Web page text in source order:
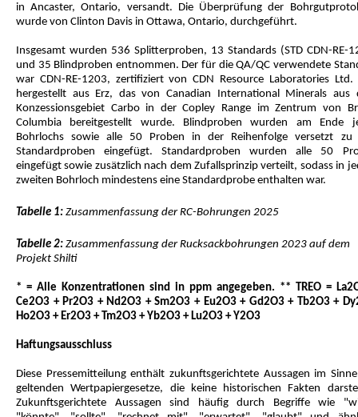
in Ancaster, Ontario, versandt. Die Überprüfung der
wurde von Clinton Davis in Ottawa, Ontario, durchgeführt.
Insgesamt wurden 536 Splitterproben, 13 Standards (STD CDN-RE-
und 35 Blindproben entnommen. Der für die QA/QC verwendete
war CDN-RE-1203, zertifiziert von CDN Resource Laboratories Ltd.
hergestellt aus Erz, das von Canadian International Minerals aus
Konzessionsgebiet Carbo in der Copley Range im Zentrum von
Columbia bereitgestellt wurde. Blindproben wurden am Ende
Bohrlochs sowie alle 50 Proben in der Reihenfolge versetzt zu
Standardproben eingefügt. Standardproben wurden alle 50
eingefügt sowie zusätzlich nach dem Zufallsprinzip verteilt, sodass in
zweiten Bohrloch mindestens eine Standardprobe enthalten war.
Tabelle 1: Zusammenfassung der RC-Bohrungen 2025
Tabelle 2: Zusammenfassung der Rucksackbohrungen 2023 auf dem
Projekt Shilti
* = Alle Konzentrationen sind in ppm angegeben. ** TREO =
Ce2O3 + Pr2O3 + Nd2O3 + Sm2O3 + Eu2O3 + Gd2O3 + Tb2O3 +
Ho2O3 + Er2O3 + Tm2O3 + Yb2O3 + Lu2O3 + Y2O3
Haftungsausschluss
Diese Pressemitteilung enthält zukunftsgerichtete Aussagen im
geltenden Wertpapiergesetze, die keine historischen Fakten
Zukunftsgerichtete Aussagen sind häufig durch Begriffe wie